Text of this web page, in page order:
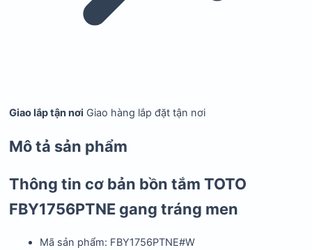
Giao lắp tận nơi Giao hàng lắp đặt tận nơi
Mô tả sản phẩm
Thông tin cơ bản bồn tắm TOTO
FBY1756PTNE gang tráng men
Mã sản phẩm: FBY1756PTNE#W